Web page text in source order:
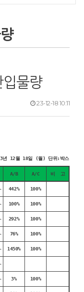
물량
23-12-18 10:11
년 12월 18일 (월) 단위:박스
A/B A/C 비 고
442% 100%
100% 100%
292% 100%
76% 100%
1450% 100%
3% 100%